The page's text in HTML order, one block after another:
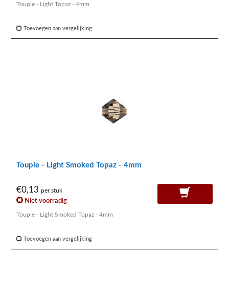
Toupie - Light Topaz - 4mm
Toevoegen aan vergelijking
Toupie - Light Smoked Topaz - 4mm
€0,13 per stuk
Niet voorradig
Toupie - Light Smoked Topaz - 4mm
Toevoegen aan vergelijking